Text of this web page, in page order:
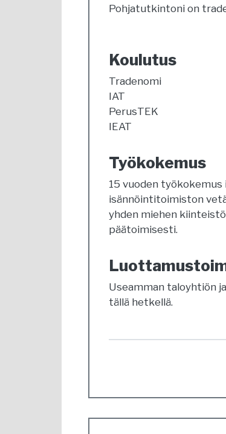
Pohjatutkintoni on
Koulutus
Tradenomi
IAT
PerusTEK
IEAT
Työkokemus
15 vuoden työkokemus
isännöintitoimiston
yhden miehen
päätoimisesti.
Useamman taloyhtiön
tällä hetkellä.